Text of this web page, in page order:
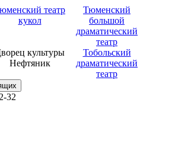
театр
кукол
Тюменский
большой
драматический
театр
культуры
Нефтяник
Тобольский
драматический
театр
32